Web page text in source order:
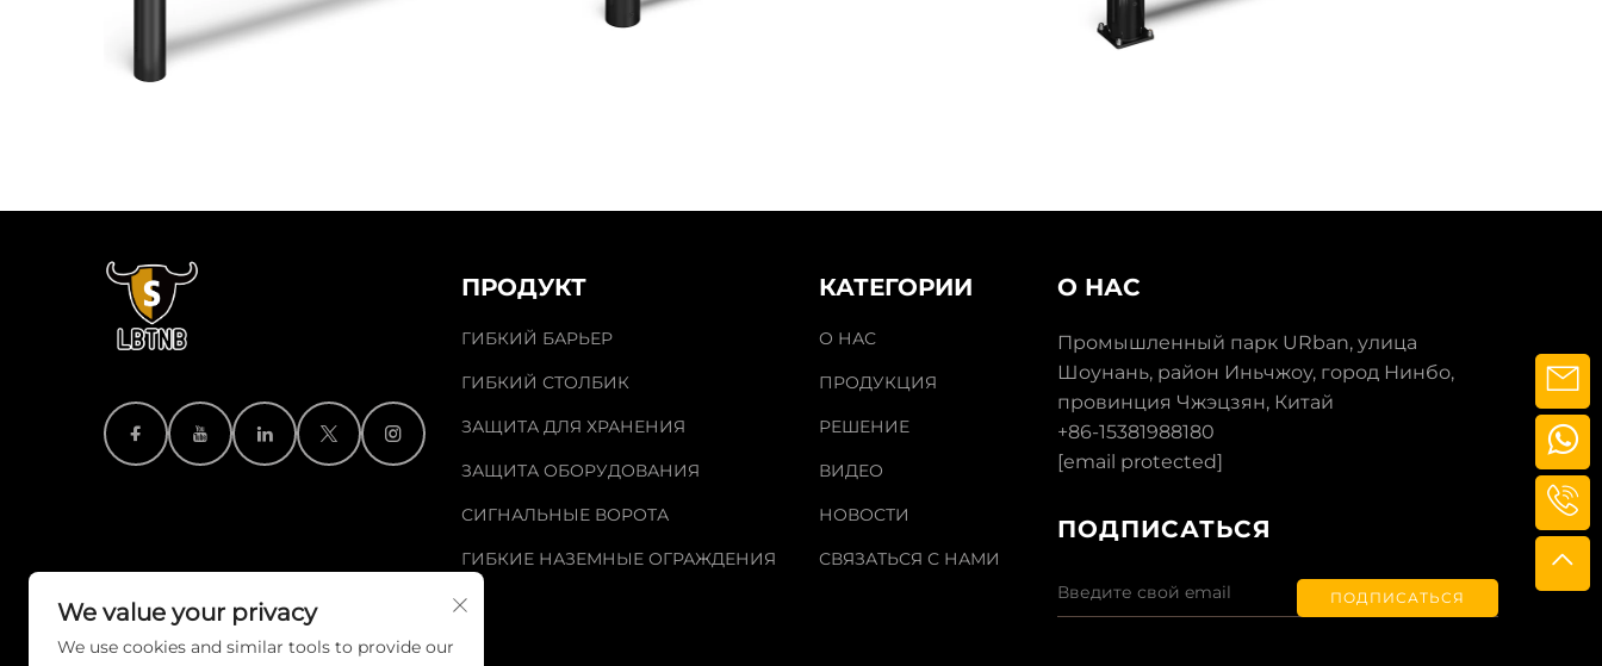
ПРОДУКТ
ГИБКИЙ БАРЬЕР
ГИБКИЙ СТОЛБИК
ЗАЩИТА ДЛЯ ХРАНЕНИЯ
ЗАЩИТА ОБОРУДОВАНИЯ
СИГНАЛЬНЫЕ ВОРОТА
ГИБКИЕ НАЗЕМНЫЕ ОГРАЖДЕНИЯ
КАТЕГОРИИ
О НАС
ПРОДУКЦИЯ
РЕШЕНИЕ
ВИДЕО
НОВОСТИ
СВЯЗАТЬСЯ С НАМИ
О НАС
Промышленный парк URban, улица
Шоунань, район Иньчжоу, город Нинбо,
провинция Чжэцзян, Китай
+86-15381988180
[email protected]
ПОДПИСАТЬСЯ
ПОДПИСАТЬСЯ
We value your privacy
We use cookies and similar tools to provide our